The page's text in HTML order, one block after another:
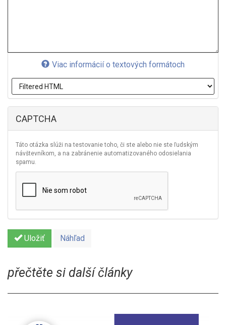
Viac informácií o textových formátoch
CAPTCHA
Táto otázka slúži na testovanie toho, či ste alebo nie ste ľudským
návštevníkom, a na zabránenie automatizovaného odosielania
spamu.
Uložiť Náhľad
přečtěte si další články